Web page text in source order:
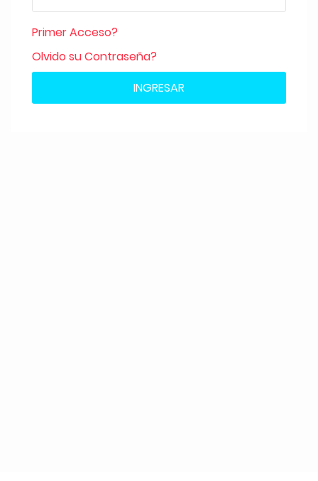
Primer Acceso?
Olvido su Contraseña?
INGRESAR